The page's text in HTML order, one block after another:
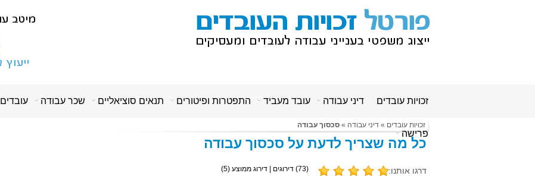
זכויות עובדים דיני עבודה עובד מעביד התפטרות ופיטורים תנאים סוציאליים שכר עבודה עובדים
פרישה
זכויות עובדים » דיני עבודה » סכסוך עבודה
כל מה שצריך לדעת על סכסוך עבודה
דרגו אותנו: (
73) דירוגים | דירוג ממוצע (5
)